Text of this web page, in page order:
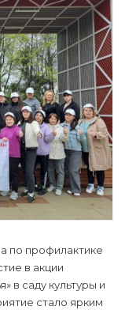
по профилактике
в акции
в саду культуры и
стало ярким